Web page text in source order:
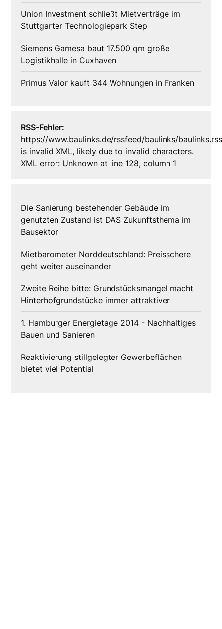
Union Investment schließt Mietverträge im
Stuttgarter Technologiepark Step
Siemens Gamesa baut 17.500 qm große
Logistikhalle in Cuxhaven
Primus Valor kauft 344 Wohnungen in Franken
RSS-Fehler:
https://www.baulinks.de/rssfeed/baulinks/baulinks.rss
is invalid XML, likely due to invalid characters.
XML error: Unknown at line 128, column 1
Die Sanierung bestehender Gebäude im
genutzten Zustand ist DAS Zukunftsthema im
Bausektor
Mietbarometer Norddeutschland: Preisschere
geht weiter auseinander
Zweite Reihe bitte: Grundstücksmangel macht
Hinterhofgrundstücke immer attraktiver
1. Hamburger Energietage 2014 - Nachhaltiges
Bauen und Sanieren
Reaktivierung stillgelegter Gewerbeflächen
bietet viel Potential